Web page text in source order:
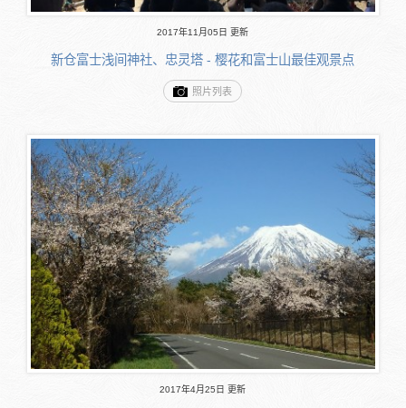
2017年11月05日 更新
新仓富士浅间神社、忠灵塔 - 樱花和富士山最佳观景点
照片列表
2017年4月25日 更新